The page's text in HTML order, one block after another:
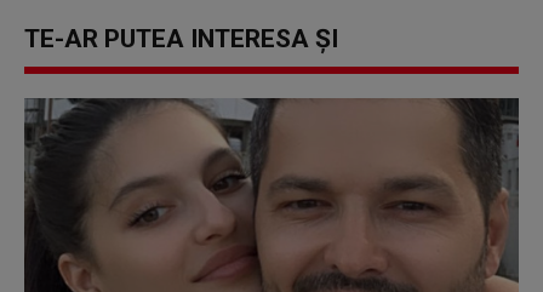
TE-AR PUTEA INTERESA ȘI